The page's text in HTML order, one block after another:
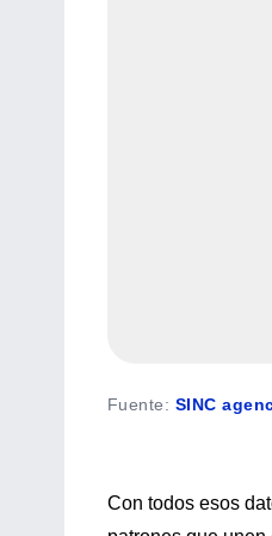
Fuente: SINC
Con todos esos